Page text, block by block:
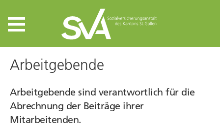
Arbeitgebende
Arbeitgebende sind verantwortlich für die
Abrechnung der Beiträge ihrer
Mitarbeitenden.